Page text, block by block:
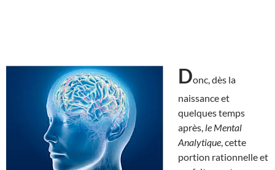
Donc, dès la
naissance et
quelques temps
après, le Mental
Analytique , cette
portion rationnelle et